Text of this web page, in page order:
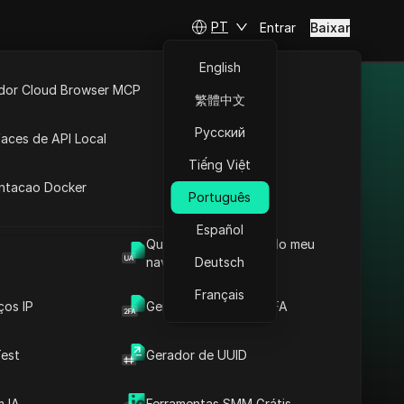
Qual é o User Agent do meu
navegador
IP Gerador de Código 2FA
Gerador de UUID
Cloud Browser MCP
de API Local
Docker
PT
English
繁體中文
Русский
Tiếng Việt
Português
Español
Deutsch
Français
Entrar Baixar
Restrições em Estônia:
Antidetect